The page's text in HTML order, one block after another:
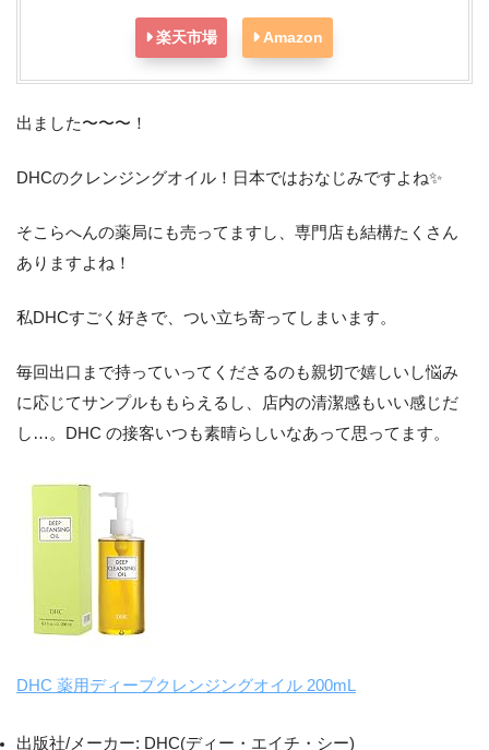
楽天市場 Amazon
出ました〜〜〜！
DHCのクレンジングオイル！日本ではおなじみですよね✨
そこらへんの薬局にも売ってますし、専門店も結構たくさん
ありますよね！
私DHCすごく好きで、つい立ち寄ってしまいます。
毎回出口まで持っていってくださるのも親切で嬉しいし悩み
に応じてサンプルももらえるし、店内の清潔感もいい感じだ
し…。DHC の接客いつも素晴らしいなあって思ってます。
DHC 薬用ディープクレンジングオイル 200mL
出版社/メーカー: DHC(ディー・エイチ・シー)